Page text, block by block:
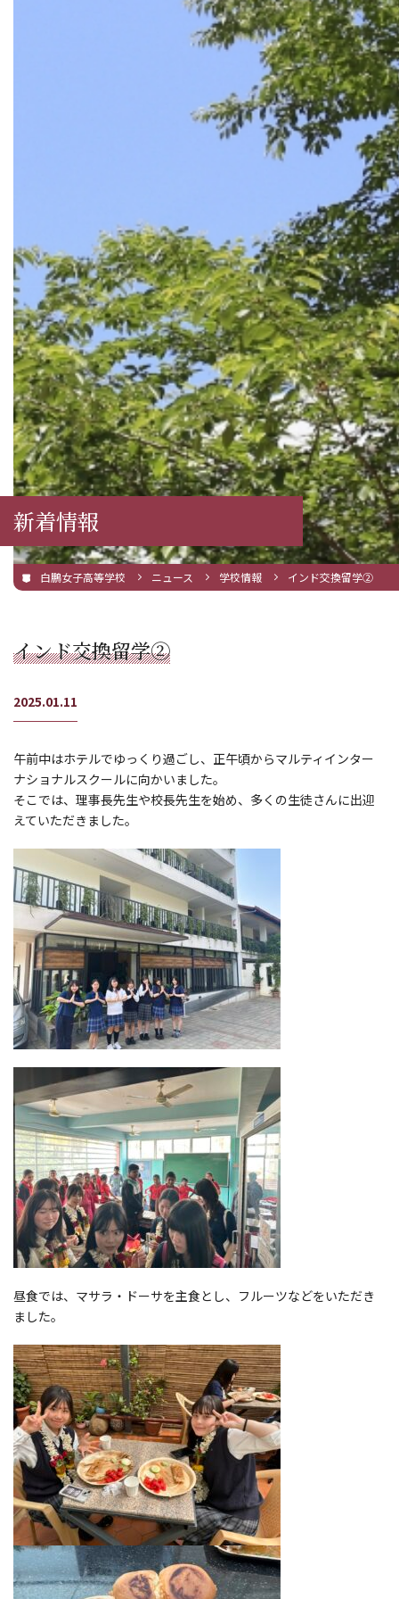
新着情報
白鵬女子高等学校 ニュース 学校情報 インド交換留学②
インド交換留学②
2025.01.11
午前中はホテルでゆっくり過ごし、正午頃からマルティインター
ナショナルスクールに向かいました。
そこでは、理事長先生や校長先生を始め、多くの生徒さんに出迎
えていただきました。
昼食では、マサラ・ドーサを主食とし、フルーツなどをいただき
ました。